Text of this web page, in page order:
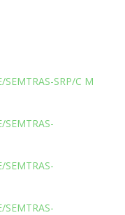
SEMTRAS-SRP/C M
SEMTRAS-
SEMTRAS-
SEMTRAS-